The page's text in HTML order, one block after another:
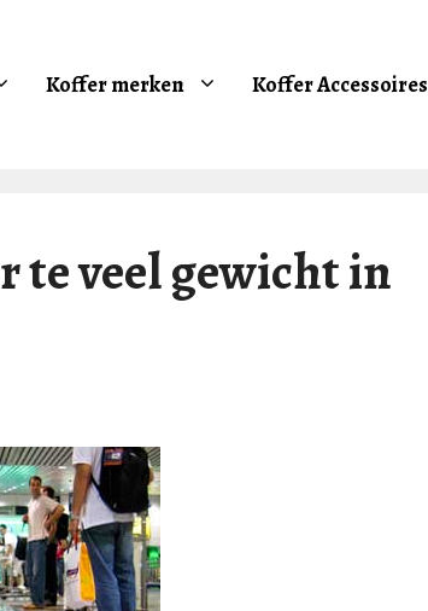
Koffer merken Koffer Accessoires
te veel gewicht in